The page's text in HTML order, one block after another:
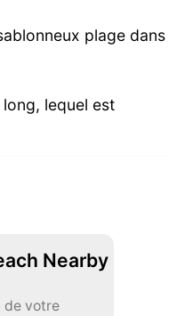
plage dans
lequel est
Nearby
de votre